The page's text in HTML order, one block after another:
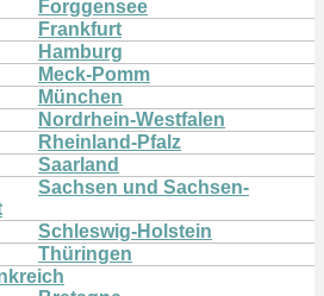
Forggensee
Frankfurt
Hamburg
Meck-Pomm
München
Nordrhein-Westfalen
Rheinland-Pfalz
Saarland
Sachsen und Sachsen-
Schleswig-Holstein
Thüringen